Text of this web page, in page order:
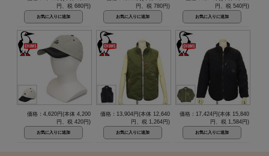
円、税 680円)
円、税 780円)
円、税 540円)
価格：4,620円(本体 4,200
円、税 420円)
価格：13,904円(本体 12,640
円、税 1,264円)
価格：17,424円(本体 15,840
円、税 1,584円)